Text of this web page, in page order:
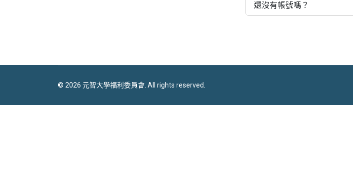
還沒有帳號嗎？
© 2026 元智大學福利委員會. All rights reserved.